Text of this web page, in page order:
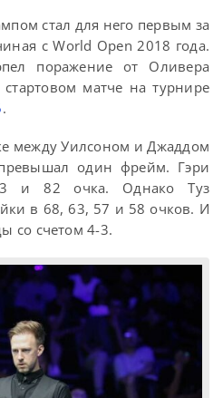
стал для него первым за
с World Open 2018 года.
поражение от Оливера
матче на турнире
.
между Уилсоном и Джаддом
один фрейм. Гэри
и 82 очка. Однако Туз
в 68, 63, 57 и 58 очков. И
со счетом 4-3.